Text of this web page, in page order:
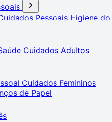
Pessoais Higiene do
Cuidados Adultos
Cuidados Femininos
de Papel